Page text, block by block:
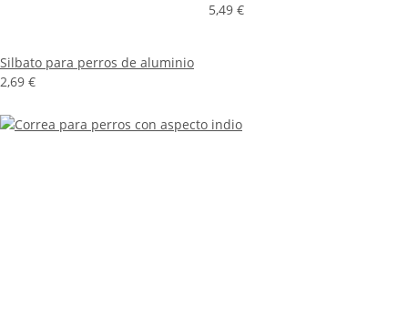
Silbato para perros de aluminio
2,69 €
5,49 €